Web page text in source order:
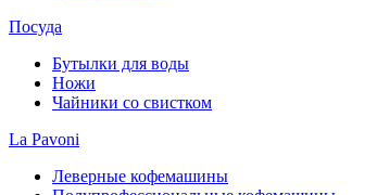
Посуда
Бутылки для воды
Ножи
Чайники со свистком
La Pavoni
Леверные кофемашины